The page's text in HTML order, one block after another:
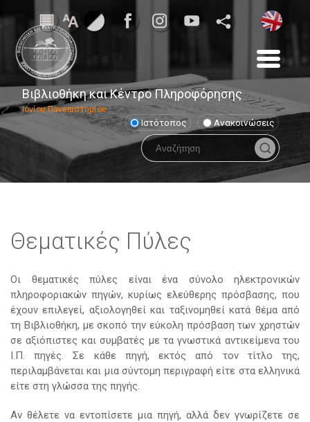
Βιβλιοθήκη και Κέντρο Πληροφόρησης
Ιονίου Πανεπιστημίου
Ιστότοπος Ανακοινώσεις
Θεματικές Πύλες
Οι θεματικές πύλες είναι ένα σύνολο ηλεκτρονικών
πληροφοριακών πηγών, κυρίως ελεύθερης πρόσβασης, που
έχουν επιλεγεί, αξιολογηθεί και ταξινομηθεί κατά θέμα από
τη Βιβλιοθήκη, με σκοπό την εύκολη πρόσβαση των χρηστών
σε αξιόπιστες και συμβατές με τα γνωστικά αντικείμενα του
Ι.Π. πηγές. Σε κάθε πηγή, εκτός από τον τίτλο της,
περιλαμβάνεται και μια σύντομη περιγραφή είτε στα ελληνικά
είτε στη γλώσσα της πηγής.
Αν θέλετε να εντοπίσετε μια πηγή, αλλά δεν γνωρίζετε σε